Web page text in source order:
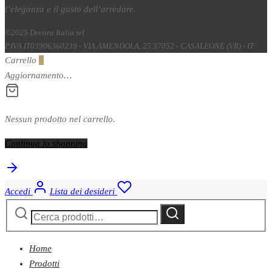
l’eleganza e il gusto dell’arredare.
©2025 Decora Italia srl
P.IVA IT03906360239 - VIA AMENDOLA, 25 37052 - CASALEONE (VR) - IT
Carrello
Aggiornamento…
Nessun prodotto nel carrello.
Continua lo shopping
Accedi
Lista dei desideri
Cerca:
Cerca
Home
Prodotti